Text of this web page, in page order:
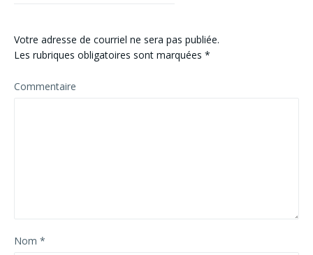
Votre adresse de courriel ne sera pas publiée.
Les rubriques obligatoires sont marquées *
Commentaire
Nom *